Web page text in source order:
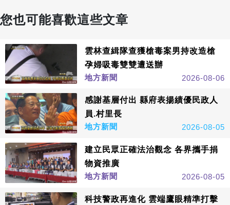
您也可能喜歡這些文章
雲林查緝隊查獲槍毒案男持改造槍
孕婦吸毒雙雙遭送辦
地方新聞
2026-08-06
感謝基層付出 縣府表揚績優民政人
員.村里長
地方新聞
2026-08-05
建立民眾正確法治觀念 各界攜手捐
物資推廣
地方新聞
2026-08-05
科技警政再進化 雲端鷹眼精準打擊